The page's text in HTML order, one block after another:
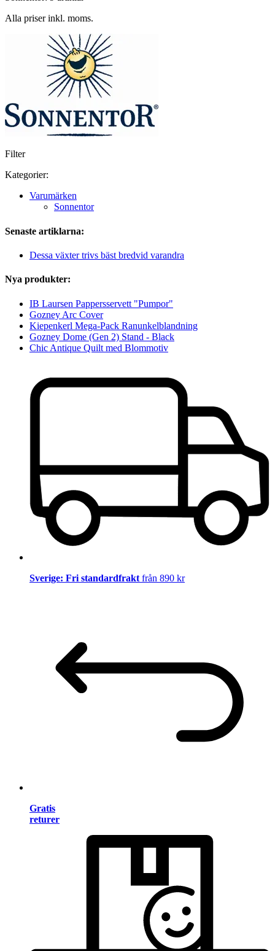
Alla priser inkl. moms.
Filter
Kategorier:
Varumärken
Sonnentor
Senaste artiklarna:
Dessa växter trivs bäst bredvid varandra
Nya produkter:
IB Laursen Pappersservett "Pumpor"
Gozney Arc Cover
Kiepenkerl Mega-Pack Ranunkelblandning
Gozney Dome (Gen 2) Stand - Black
Chic Antique Quilt med Blommotiv
Sverige: Fri standardfrakt från 890 kr
Gratis
returer